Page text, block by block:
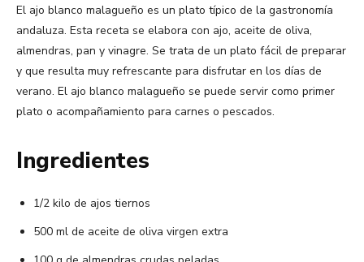
El ajo blanco malagueño es un plato típico de la gastronomía
andaluza. Esta receta se elabora con ajo, aceite de oliva,
almendras, pan y vinagre. Se trata de un plato fácil de preparar
y que resulta muy refrescante para disfrutar en los días de
verano. El ajo blanco malagueño se puede servir como primer
plato o acompañamiento para carnes o pescados.
Ingredientes
1/2 kilo de ajos tiernos
500 ml de aceite de oliva virgen extra